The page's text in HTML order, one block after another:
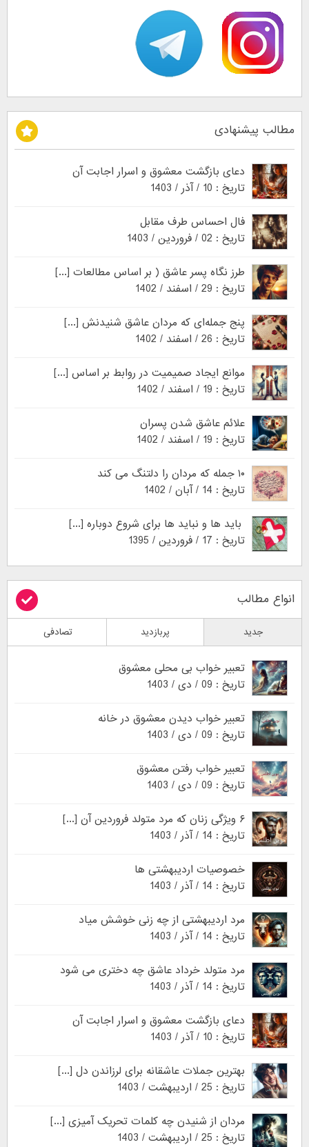
مطالب پیشنهادی
دعای بازگشت معشوق و اسرار اجابت آن
تاریخ : 10 / آذر / 1403
فال احساس طرف مقابل
تاریخ : 02 / فروردین / 1403
طرز نگاه پسر عاشق ( بر اساس مطالعات [...]
تاریخ : 29 / اسفند / 1402
پنج جمله‌ای که مردان عاشق شنیدنش [...]
تاریخ : 26 / اسفند / 1402
موانع ایجاد صمیمیت در روابط بر اساس [...]
تاریخ : 19 / اسفند / 1402
علائم عاشق شدن پسران
تاریخ : 19 / اسفند / 1402
۱۰ جمله که مردان را دلتنگ می کند
تاریخ : 14 / آبان / 1402
باید ها و نباید ها برای شروع دوباره [...]
تاریخ : 17 / فروردین / 1395
انواع مطالب
جدید پربازدید تصادفی
تعبیر خواب بی محلی معشوق
تاریخ : 09 / دی / 1403
تعبیر خواب دیدن معشوق در خانه
تاریخ : 09 / دی / 1403
تعبیر خواب رفتن معشوق
تاریخ : 09 / دی / 1403
۶ ویژگی زنان که مرد متولد فروردین آن [...]
تاریخ : 14 / آذر / 1403
خصوصیات اردیبهشتی ها
تاریخ : 14 / آذر / 1403
مرد اردیبهشتی از چه زنی خوشش میاد
تاریخ : 14 / آذر / 1403
مرد متولد خرداد عاشق چه دختری می شود
تاریخ : 14 / آذر / 1403
دعای بازگشت معشوق و اسرار اجابت آن
تاریخ : 10 / آذر / 1403
بهترین جملات عاشقانه برای لرزاندن دل [...]
تاریخ : 25 / اردیبهشت / 1403
مردان از شنیدن چه کلمات تحریک آمیزی [...]
تاریخ : 25 / اردیبهشت / 1403